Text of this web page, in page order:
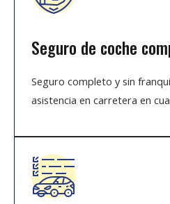
Seguro de coche
Seguro completo y sin
asistencia en carretera en